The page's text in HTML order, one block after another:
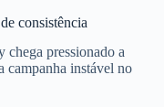
consistência
chega pressionado a
campanha instável no